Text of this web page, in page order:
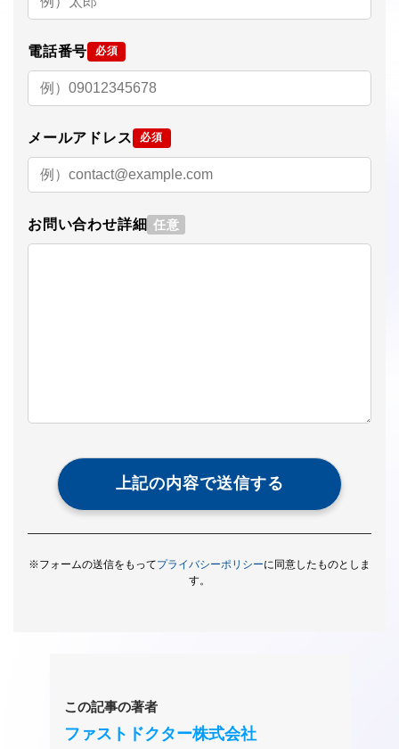
電話番号 必須
メールアドレス 必須
お問い合わせ詳細 任意
※フォームの送信をもってプライバシーポリシーに同意したものとしま
す。
この記事の著者
ファストドクター株式会社